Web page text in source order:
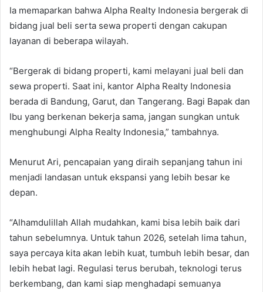
Ia memaparkan bahwa Alpha Realty Indonesia bergerak di
bidang jual beli serta sewa properti dengan cakupan
layanan di beberapa wilayah.
“Bergerak di bidang properti, kami melayani jual beli dan
sewa properti. Saat ini, kantor Alpha Realty Indonesia
berada di Bandung, Garut, dan Tangerang. Bagi Bapak dan
Ibu yang berkenan bekerja sama, jangan sungkan untuk
menghubungi Alpha Realty Indonesia,” tambahnya.
Menurut Ari, pencapaian yang diraih sepanjang tahun ini
menjadi landasan untuk ekspansi yang lebih besar ke
depan.
“Alhamdulillah Allah mudahkan, kami bisa lebih baik dari
tahun sebelumnya. Untuk tahun 2026, setelah lima tahun,
saya percaya kita akan lebih kuat, tumbuh lebih besar, dan
lebih hebat lagi. Regulasi terus berubah, teknologi terus
berkembang, dan kami siap menghadapi semuanya